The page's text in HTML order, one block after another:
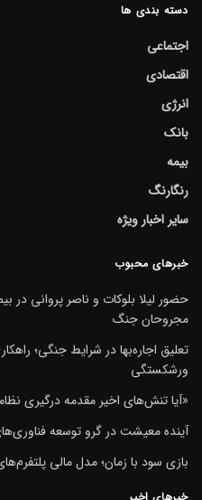
دسته بندی ها
اجتماعی
اقتصادی
انرژی
بانک
بیمه
رنگارنگ
سایر اخبار ویژه
خبرهای محبوب
حضور لیلا بلوکات و ناصر پروانی در
مجروحان جنگ
تعلیق اجاره‌بها در شرایط جنگی؛
ورشکستگی
«آیا تنش‌های اخیر مقدمه درگیری
آینده معیشت در گرو توسعه
بازی سود با زمان؛ مدل مالی
خبرهای اخیر